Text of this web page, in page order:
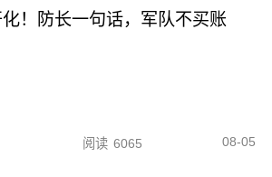
！防长一句话，军队不买账
阅读 6065 08-05